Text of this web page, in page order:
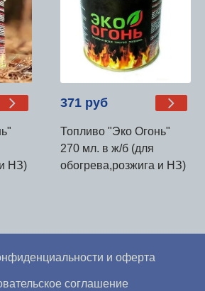
НЗ)
371 руб
Топливо "Эко Огонь"
270 мл. в ж/б (для
обогрева,розжига и НЗ)
и оферта
соглашение